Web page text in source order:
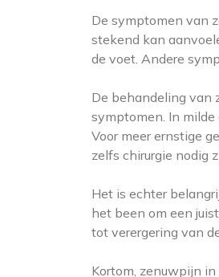
De symptomen van
stekend kan
de voet. Andere
De behandeling van
symptomen. In
Voor meer ernstige
zelfs chirurgie nodig
Het is echter
het been om een
tot verergering van
Kortom, zenuwpijn